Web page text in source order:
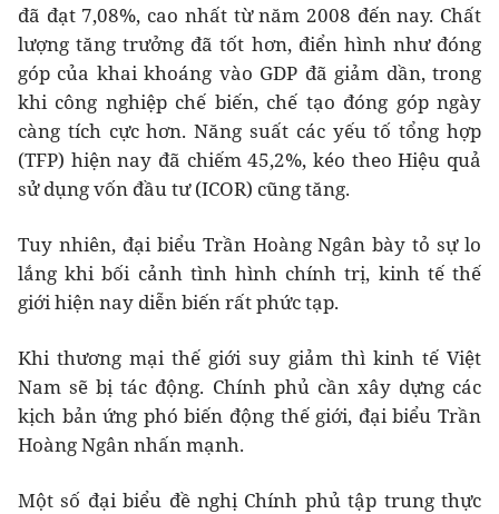
đã đạt 7,08%, cao nhất từ năm 2008 đến nay. Chất
lượng tăng trưởng đã tốt hơn, điển hình như đóng
góp của khai khoáng vào GDP đã giảm dần, trong
khi công nghiệp chế biến, chế tạo đóng góp ngày
càng tích cực hơn. Năng suất các yếu tố tổng hợp
(TFP) hiện nay đã chiếm 45,2%, kéo theo Hiệu quả
sử dụng vốn đầu tư (ICOR) cũng tăng.
Tuy nhiên, đại biểu Trần Hoàng Ngân bày tỏ sự lo
lắng khi bối cảnh tình hình chính trị, kinh tế thế
giới hiện nay diễn biến rất phức tạp.
Khi thương mại thế giới suy giảm thì kinh tế Việt
Nam sẽ bị tác động. Chính phủ cần xây dựng các
kịch bản ứng phó biến động thế giới, đại biểu Trần
Hoàng Ngân nhấn mạnh.
Một số đại biểu đề nghị Chính phủ tập trung thực